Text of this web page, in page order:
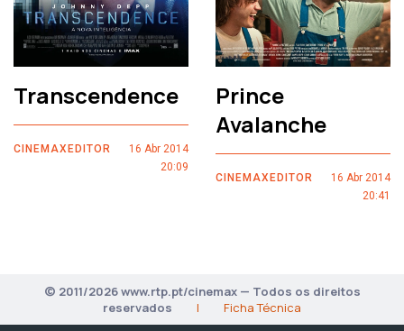
Transcendence
CINEMAXEDITOR
16 Abr 2014
20:09
Prince
Avalanche
CINEMAXEDITOR
16 Abr 2014
20:41
© 2011/2026 www.rtp.pt/cinemax — Todos os direitos
reservados
| Ficha Técnica